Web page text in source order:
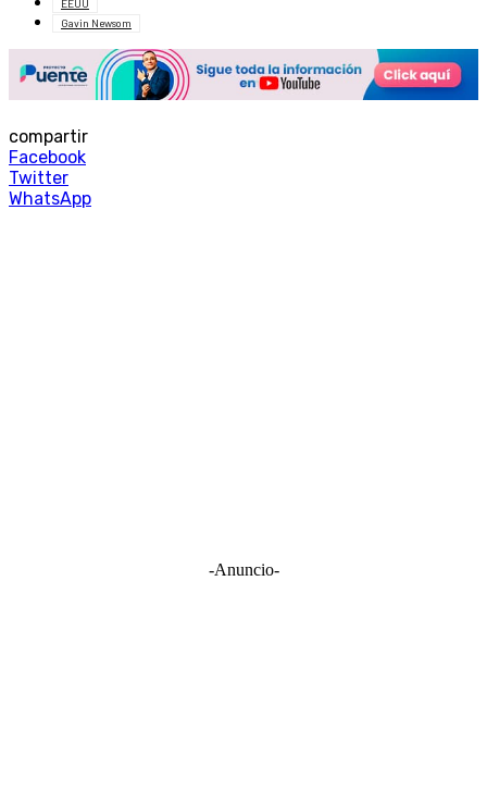
EEUU
Gavin Newsom
compartir
Facebook
Twitter
WhatsApp
-Anuncio-